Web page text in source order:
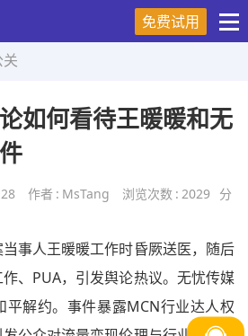
免费试用
关
如何看待王暖暖和无
作者 : MsTang 浏览次数 : 2029 分
事人王暖暖工作时昏厥送医，随后
、PUA，引发舆论热议。无忧传媒
平解约。事件暴露MCN行业达人权